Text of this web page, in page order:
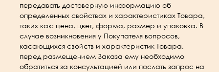
передавать достоверную информацию об
определенных свойствах и характеристиках Товара,
таких как: цена, цвет, форма, размер и упаковка. В
случае возникновения у Покупателя вопросов,
касающихся свойств и характеристик Товара,
перед размещением Заказа ему необходимо
обратиться за консультацией или послать запрос на